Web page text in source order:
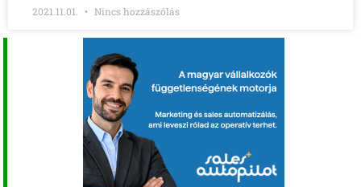
2021.11.01. Nincs hozzászólás